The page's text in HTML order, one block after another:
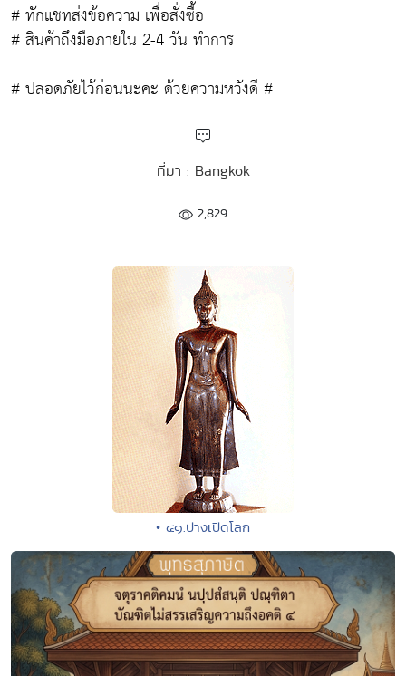
# ทักแชทส่งข้อความ เพื่อสั่งซื้อ
# สินค้าถึงมือภายใน 2-4 วัน ทำการ
# ปลอดภัยไว้ก่อนนะคะ ด้วยความหวังดี #
ที่มา : Bangkok
2,829
• ๔๑.ปางเปิดโลก